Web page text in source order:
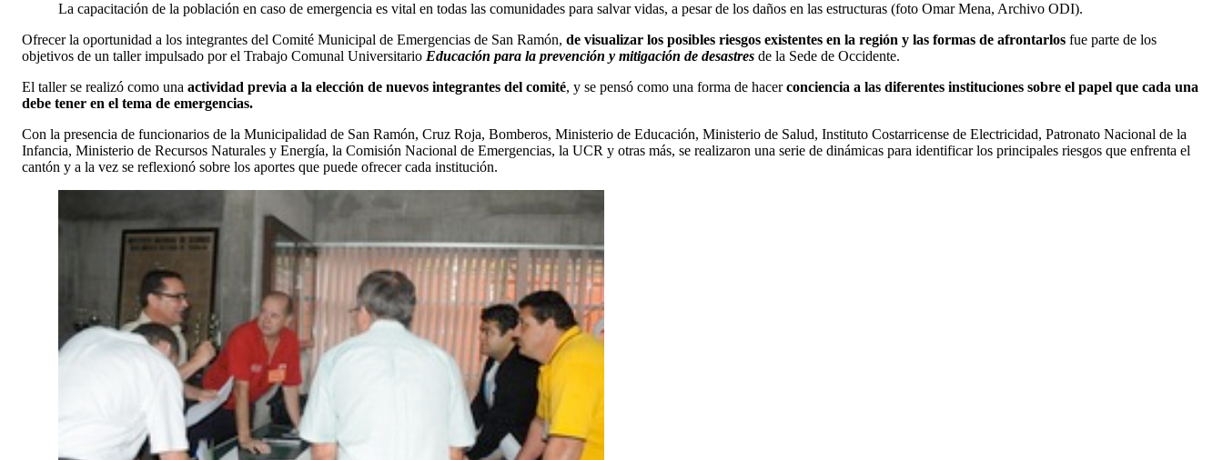
La capacitación de la población en caso de emergencia es vital en todas las comunidades para salvar vidas, a pesar de los daños en las estructuras (foto Omar Mena, Archivo ODI).
Ofrecer la oportunidad a los integrantes del Comité Municipal de Emergencias de San Ramón, de visualizar los posibles riesgos existentes en la región y las formas de afrontarlos fue parte de los
objetivos de un taller impulsado por el Trabajo Comunal Universitario Educación para la prevención y mitigación de desastres de la Sede de Occidente.
El taller se realizó como una actividad previa a la elección de nuevos integrantes del comité, y se pensó como una forma de hacerconciencia a las diferentes instituciones sobre el papel que cada una
debe tener en el tema de emergencias.
Con la presencia de funcionarios de la Municipalidad de San Ramón, Cruz Roja, Bomberos, Ministerio de Educación, Ministerio de Salud, Instituto Costarricense de Electricidad, Patronato Nacional de la
Infancia, Ministerio de Recursos Naturales y Energía, la Comisión Nacional de Emergencias, la UCR y otras más, se realizaron una serie de dinámicas para identificar los principales riesgos que enfrenta el
cantón y a la vez se reflexionó sobre los aportes que puede ofrecer cada institución.